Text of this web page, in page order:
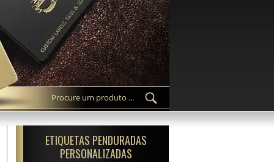
ETIQUETAS PENDURADAS
PERSONALIZADAS